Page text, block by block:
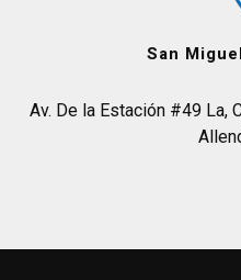
San
Av. De la Estación #49 La,